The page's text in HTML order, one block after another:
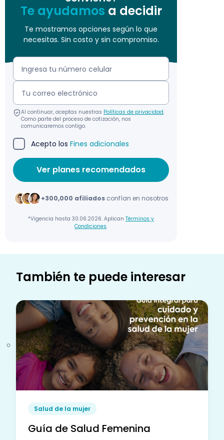
Te ayudamos a decidir
Te mostramos opciones según lo que
necesitas. Sin costo y sin compromiso.
Al continuar, aceptas nuestras Políticas de privacidad.
Como parte del proceso de cotización, nos
comunicaremos contigo.
Acepto los Fines adicionales
+300,000 afiliadosconfían en nosotros
*Vigencia hasta 30.06.2026. Aplican Términos y
Condiciones.
También te puede interesar
Salud de la mujer
Guía de Salud Femenina